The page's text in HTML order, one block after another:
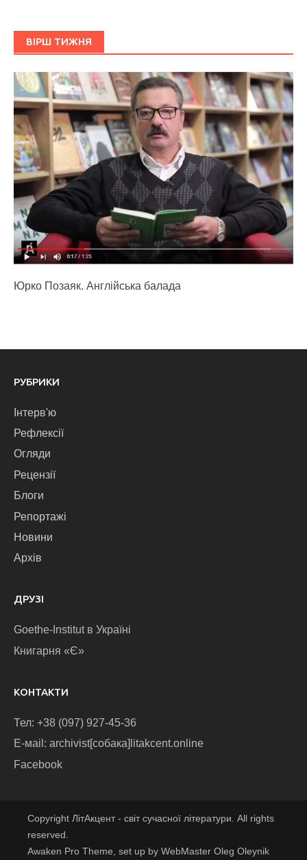
ВІРШ ТИЖНЯ
Юрко Позаяк. Англійська балада
РУБРИКИ
Інтерв'ю
Рефлексії
Огляди
Рецензії
Блоги
Репортажі
Новини
Архів
ДРУЗІ
Goethe-Institut в Україні
Книгарня «Є»
КОНТАКТИ
Тел: +38 (097) 927-45-36
E-маіl: archivist[собака]litakcent.online
Facebook
Copyright ЛітАкцент - світ сучасної літератури. All rights
reserved.
Awaken Pro Theme, set up by WebMaster Oleg Oleynik